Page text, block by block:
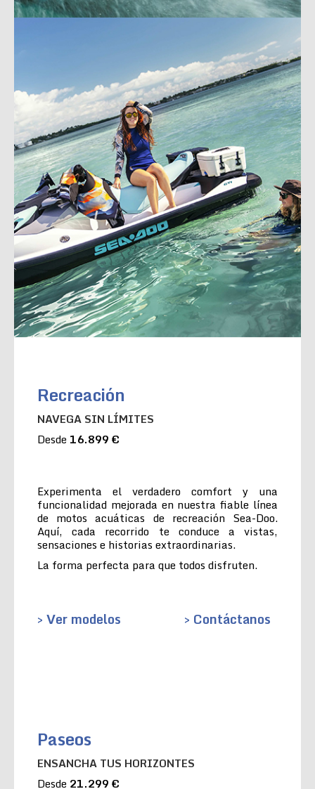
Recreación
NAVEGA SIN LÍMITES
Desde 16.899 €
Experimenta el verdadero comfort y una
funcionalidad mejorada en nuestra fiable línea
de motos acuáticas de recreación Sea-Doo.
Aquí, cada recorrido te conduce a vistas,
sensaciones e historias extraordinarias.
La forma perfecta para que todos disfruten.
> Ver modelos > Contáctanos
Paseos
ENSANCHA TUS HORIZONTES
Desde 21.299 €